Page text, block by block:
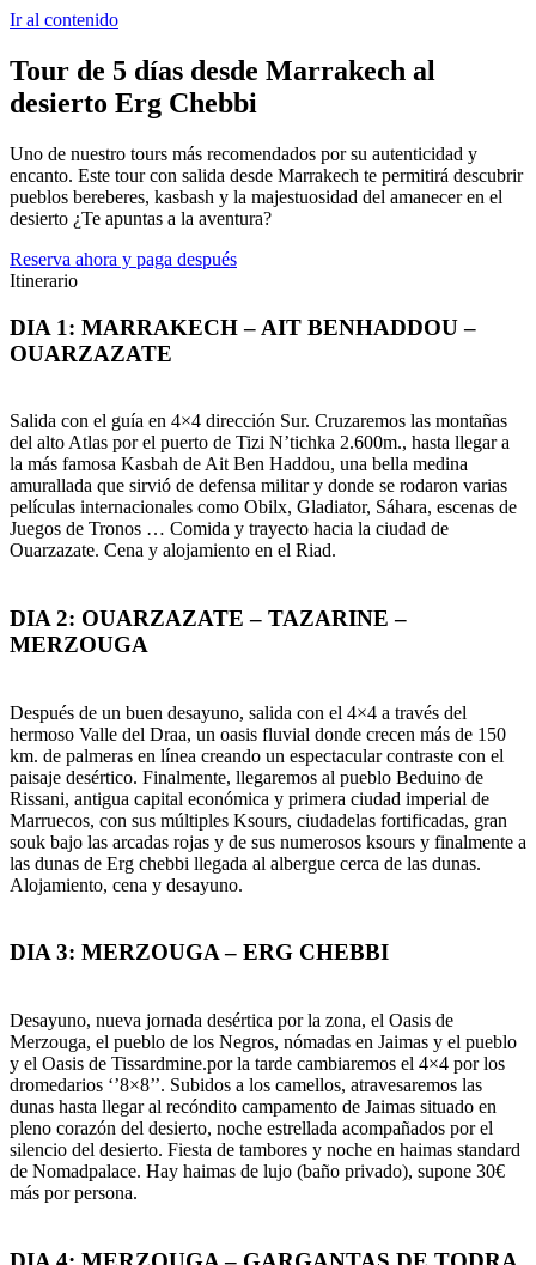
Ir al contenido
Tour de 5 días desde Marrakech al
desierto Erg Chebbi
Uno de nuestro tours más recomendados por su autenticidad y
encanto. Este tour con salida desde Marrakech te permitirá descubrir
pueblos bereberes, kasbash y la majestuosidad del amanecer en el
desierto ¿Te apuntas a la aventura?
Reserva ahora y paga después
Itinerario
DIA 1: MARRAKECH – AIT BENHADDOU –
OUARZAZATE
Salida con el guía en 4×4 dirección Sur. Cruzaremos las montañas
del alto Atlas por el puerto de Tizi N’tichka 2.600m., hasta llegar a
la más famosa Kasbah de Ait Ben Haddou, una bella medina
amurallada que sirvió de defensa militar y donde se rodaron varias
películas internacionales como Obilx, Gladiator, Sáhara, escenas de
Juegos de Tronos … Comida y trayecto hacia la ciudad de
Ouarzazate. Cena y alojamiento en el Riad.
DIA 2: OUARZAZATE – TAZARINE –
MERZOUGA
Después de un buen desayuno, salida con el 4×4 a través del
hermoso Valle del Draa, un oasis fluvial donde crecen más de 150
km. de palmeras en línea creando un espectacular contraste con el
paisaje desértico. Finalmente, llegaremos al pueblo Beduino de
Rissani, antigua capital económica y primera ciudad imperial de
Marruecos, con sus múltiples Ksours, ciudadelas fortificadas, gran
souk bajo las arcadas rojas y de sus numerosos ksours y finalmente a
las dunas de Erg chebbi llegada al albergue cerca de las dunas.
Alojamiento, cena y desayuno.
DIA 3: MERZOUGA – ERG CHEBBI
Desayuno, nueva jornada desértica por la zona, el Oasis de
Merzouga, el pueblo de los Negros, nómadas en Jaimas y el pueblo
y el Oasis de Tissardmine.por la tarde cambiaremos el 4×4 por los
dromedarios ‘’8×8’’. Subidos a los camellos, atravesaremos las
dunas hasta llegar al recóndito campamento de Jaimas situado en
pleno corazón del desierto, noche estrellada acompañados por el
silencio del desierto. Fiesta de tambores y noche en haimas standard
de Nomadpalace. Hay haimas de lujo (baño privado), supone 30€
más por persona.